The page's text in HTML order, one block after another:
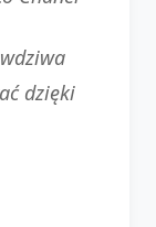
dzięki